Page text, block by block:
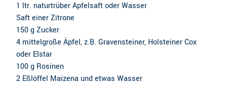
1 ltr. naturtrüber Apfelsaft oder Wasser
Saft einer Zitrone
150 g Zucker
4 mittelgroße Äpfel, z.B. Gravensteiner, Holsteiner Cox
oder Elstar
100 g Rosinen
2 Eßlöffel Maizena und etwas Wasser